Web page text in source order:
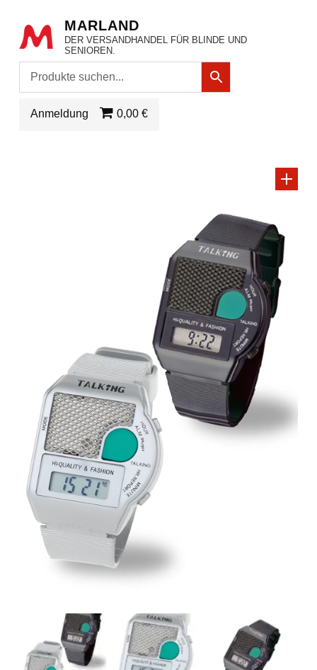
MARLAND
DER VERSANDHANDEL FÜR BLINDE UND
SENIOREN.
Anmeldung 0,00 €